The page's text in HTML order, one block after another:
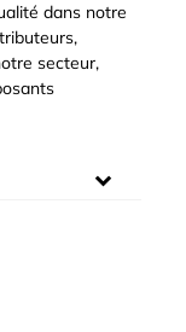
dans notre
secteur,